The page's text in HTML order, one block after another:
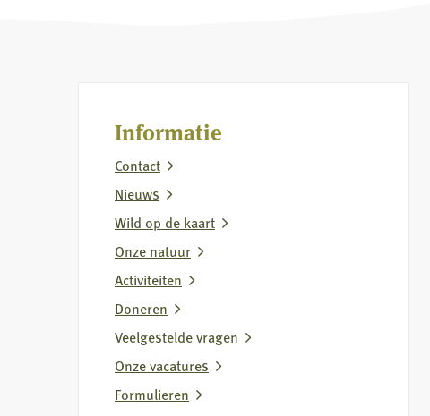
verlengenInformatie
Contact
Nieuws
Wild op de kaart
Onze natuur
Activiteiten
Doneren
Veelgestelde vragen
Onze vacatures
Formulieren